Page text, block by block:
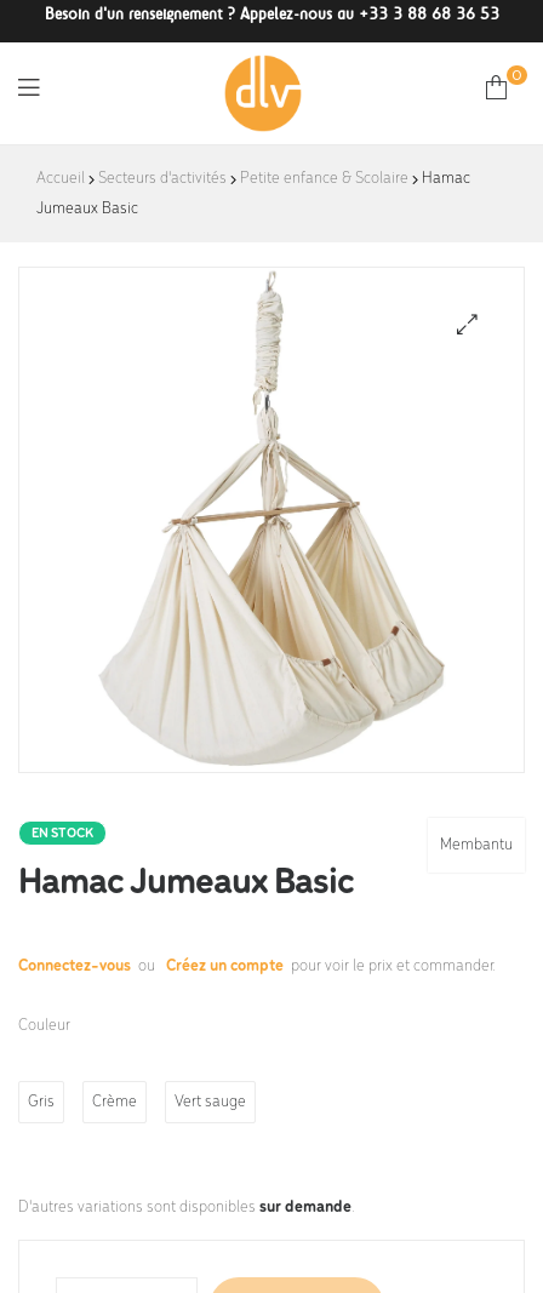
Besoin d'un renseignement ? Appelez-nous au +33 3 88 68 36 53
DLV-
0
Accueil Secteurs d'activités Petite enfance & Scolaire
Hamac
Jumeaux Basic
Membantu
EN STOCK
Hamac Jumeaux Basic
Connectez-vous ou Créez un compte pour voir le prix et commander.
Couleur
Gris Crème Vert sauge
D'autres variations sont disponibles sur demande.